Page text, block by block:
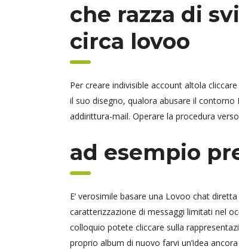
che razza di
circa lovoo
Per creare indivisible account altola
il suo disegno, qualora abusare il
addirittura-mail. Operare la procedura
ad esempio
E’ verosimile basare una Lovoo chat
caratterizzazione di messaggi limitati nel
colloquio potete cliccare sulla
proprio album di nuovo farvi un’idea